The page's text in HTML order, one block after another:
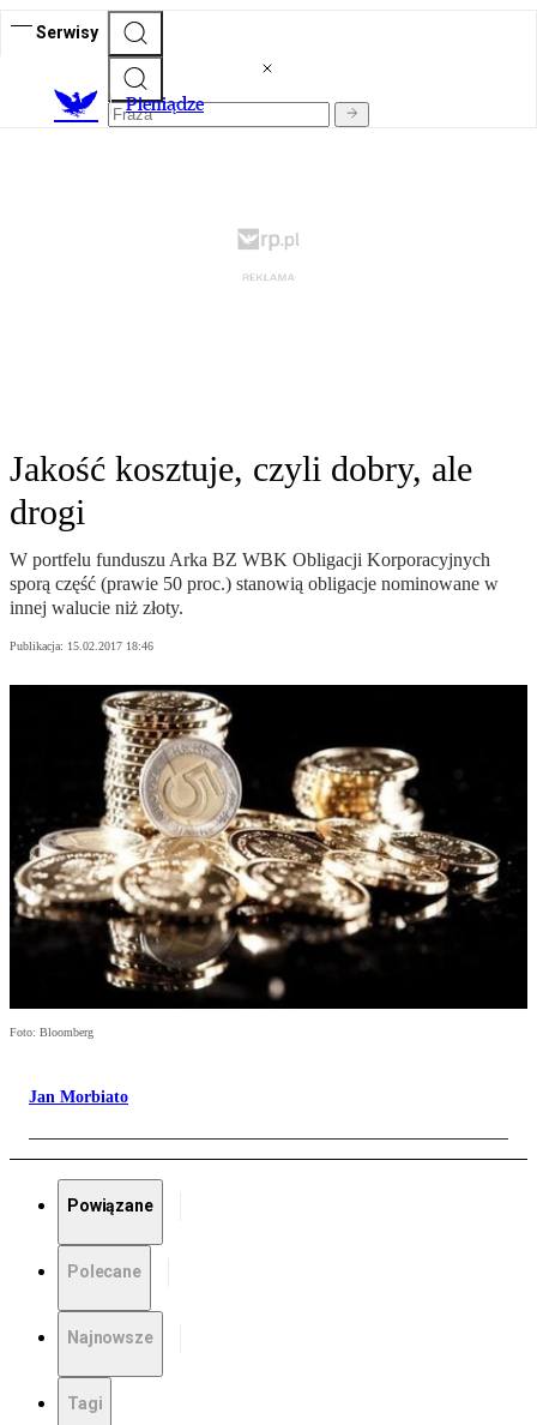
Serwisy
Pieniądze
Jakość kosztuje, czyli dobry, ale
drogi
W portfelu funduszu Arka BZ WBK Obligacji Korporacyjnych
sporą część (prawie 50 proc.) stanowią obligacje nominowane w
innej walucie niż złoty.
Publikacja: 15.02.2017 18:46
Foto: Bloomberg
Jan Morbiato
Powiązane
Polecane
Najnowsze
Tagi